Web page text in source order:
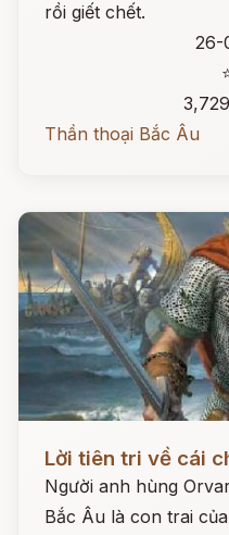
rồi giết chết.
26-
Thần thoại Bắc Âu
Lời tiên tri về cái
Người anh hùng
Bắc Âu là con trai